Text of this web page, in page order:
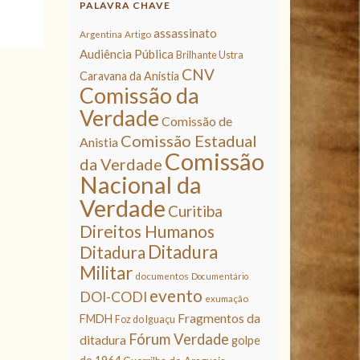
PALAVRA CHAVE
Argentina Artigo assassinato
Audiência Pública Brilhante Ustra
Caravana da Anistia CNV
Comissão da
Verdade Comissão de
Anistia Comissão Estadual
da Verdade Comissão
Nacional da
Verdade Curitiba
Direitos Humanos
Ditadura Ditadura
Militar documentos Documentário
DOI-CODI evento exumação
FMDH Foz do Iguaçu Fragmentos da
ditadura Fórum Verdade golpe